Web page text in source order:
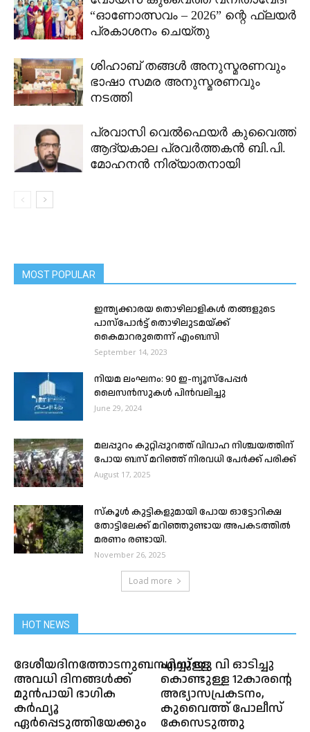
“ഓണോത്സവം – 2026” ന്റെ ഫ്ലയർ
പ്രകാശനം ചെയ്തു
ശിഹാബ് തങ്ങൾ അനുസ്മരണവും
ഭാഷാ സമര അനുസ്മരണവും
നടത്തി
പ്രവാസി വെൽഫെയർ കുവൈത്ത്
ആദ്യകാല പ്രവർത്തകൻ ബി.പി.
മോഹനൻ നിര്യാതനായി
MOST POPULAR
ഇന്ത്യക്കാരയ തൊഴിലാളികൾ തങ്ങളുടെ
പാസ്‌പോർട്ട് തൊഴിലുടമയ്ക്ക്
കൈമാറരുതെന്ന് എംബസി
September 14, 2023
നിയമ ലംഘനം: 90 ഇ-ന്യൂസ്‌പേപ്പർ
ലൈസൻസുകൾ പിൻവലിച്ചു
June 29, 2024
മലപ്പുറം കുറ്റിപ്പുറത്ത് വിവാഹ നിശ്ചയത്തിന്
പോയ ബസ് മറിഞ്ഞ് നിരവധി പേർക്ക് പരിക്ക്
August 17, 2025
സ്‌കൂള്‍ കുട്ടികളുമായി പോയ ഓട്ടോറിക്ഷ
തോട്ടിലേക്ക് മറിഞ്ഞുണ്ടായ അപകടത്തില്‍
മരണം രണ്ടായി.
November 26, 2025
Load more
HOT NEWS
ദേശീയദിനത്തോടനുബന്ധിച്ചുള്ള
അവധി ദിനങ്ങൾക്ക്
മുൻപായി ഭാഗിക
കർഫ്യൂ
ഏർപ്പെടുത്തിയേക്കും
എസ് യു വി ഓടിച്ചു
കൊണ്ടുള്ള 12കാരൻ്റെ
അഭ്യാസപ്രകടനം,
കുവൈത്ത് പോലീസ്
കേസെടുത്തു